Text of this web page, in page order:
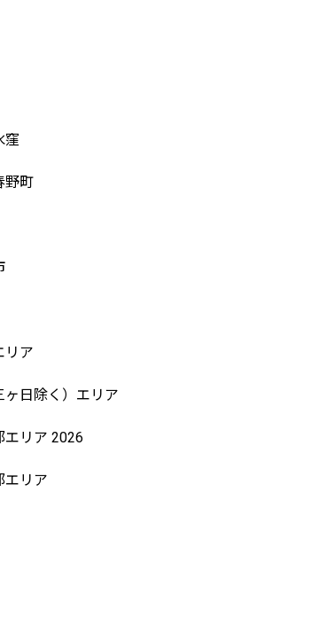
窪
町
ア
日除く）エリア
リア 2026
リア